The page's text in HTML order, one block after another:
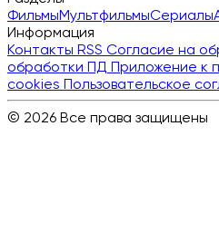
ФильмыМультфильмыСериалы
Информация
Контакты RSS Согласие на
обработки ПД Приложение к
cookies Пользовательское
© 2026 Все права защищены